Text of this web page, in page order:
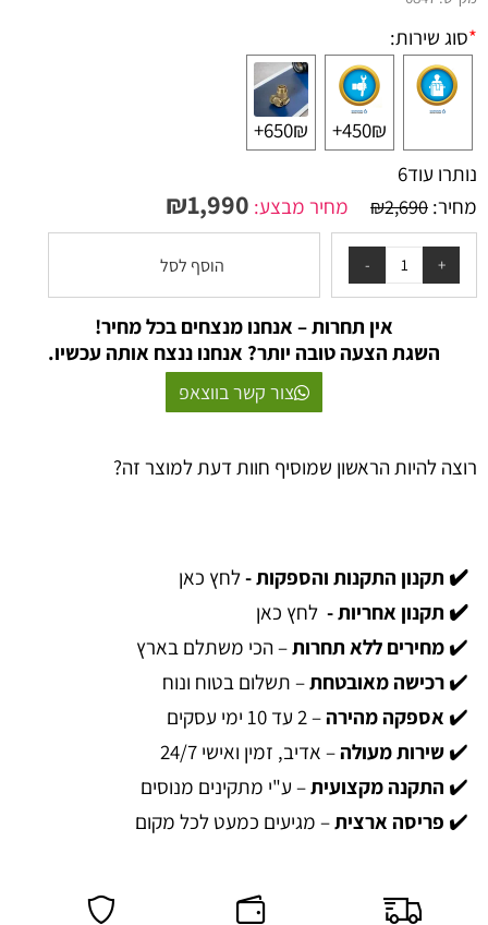
*סוג שירות:
450₪+
650₪+
נותרו עוד6
מחיר:
₪2,690 מחיר מבצע: ₪1,990
הוסף לסל
אין תחרות – אנחנו מנצחים בכל מחיר!
השגת הצעה טובה יותר? אנחנו ננצח אותה עכשיו.
צור קשר בווצאפ
רוצה להיות הראשון שמוסיף חוות דעת למוצר זה?
✔️ תקנון התקנות והספקות -לחץ כאן
✔️ תקנון אחריות - לחץ כאן
✔️ מחירים ללא תחרות– הכי משתלם בארץ
✔️ רכישה מאובטחת– תשלום בטוח ונוח
✔️ אספקה מהירה– 2 עד 10 ימי עסקים
✔️ שירות מעולה– אדיב, זמין ואישי 24/7
✔️ התקנה מקצועית– ע"י מתקינים מנוסים
✔️ פריסה ארצית– מגיעים כמעט לכל מקום